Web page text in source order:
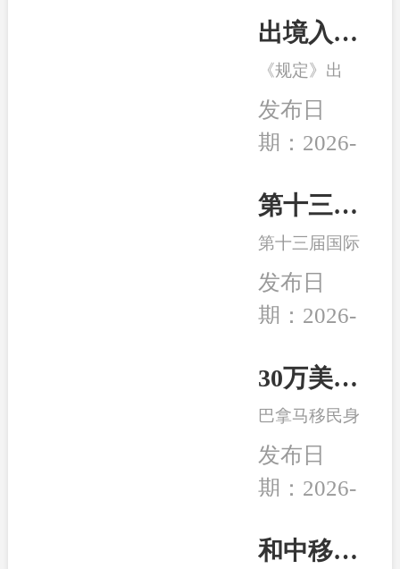
出境入境管理新规发布！移民服务监管升级，哪些机构更值得选择？
《规定》出
台，是我国完
善出入境管理
制度的重要举
交流持续深
家庭萌生海外
身份规划、子
女教育、全球
生活布局等需
务行业迎来新
的发展机遇。
发布日
期：2026-
第十三届移民行业高峰论坛在南京举行 和中入选诚信专业示范机构
第十三届国际
移民及出入境
服务行业高峰
论坛在中国南
次峰会以“破
未来”为主
题，吸引了来
自全球几十个
国家的数千位
英、使领馆代
发布日
期：2026-
30万美元买房送巴拿马永居：高性价比、税务规划、入籍大揭秘！
巴拿马移民身
份开始受到很
多客户的青
睐，究其原因
性价比、宽松
发布日
期：2026-
和中移民：2026年最适合办理移民身份的6个国家